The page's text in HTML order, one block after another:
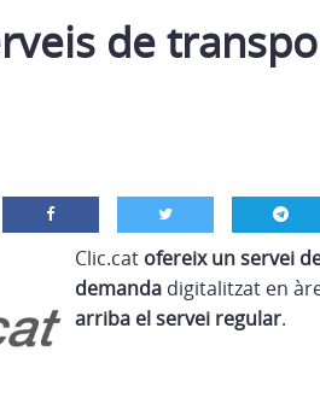
de
Clic.cat ofereix un servei
demandadigitalitzat en
arriba el servei regular.